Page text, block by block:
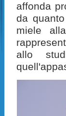
affonda
da
miele
allo